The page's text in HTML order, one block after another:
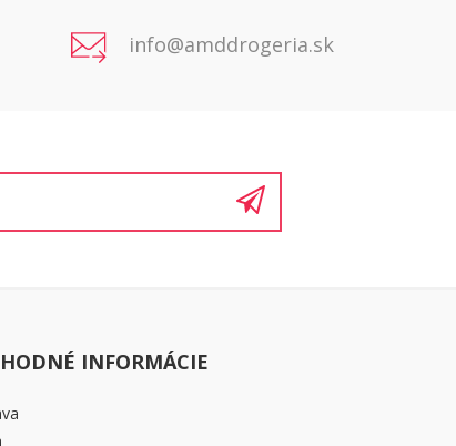
info@amddrogeria.sk
INFORMÁCIE